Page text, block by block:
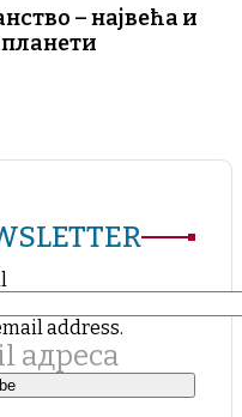
– највећа и
address.
адреса